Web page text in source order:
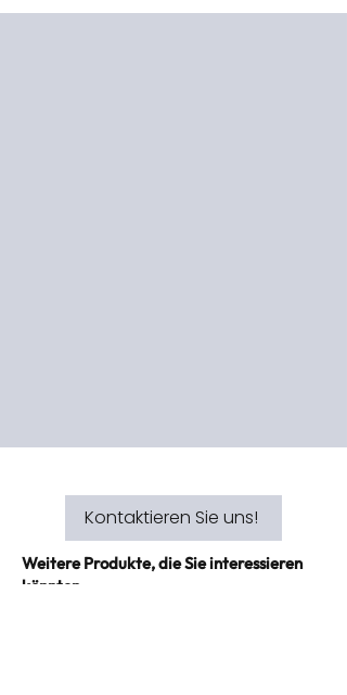
Kontaktieren Sie uns!
Weitere Produkte, die Sie interessieren
könnten.